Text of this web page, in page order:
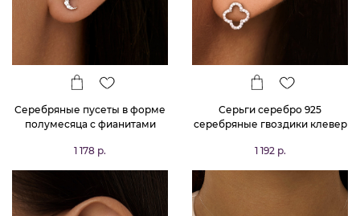
Серебряные пусеты в форме
полумесяца с фианитами
1 178 р.
Серьги серебро 925
серебряные гвоздики клевер
1 192 р.